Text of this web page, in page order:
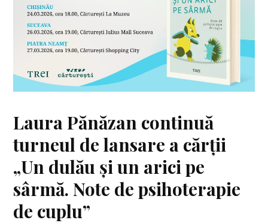
Laura Pănăzan continuă
turneul de lansare a cărții
„Un dulău și un arici pe
sârmă. Note de psihoterapie
de cuplu”